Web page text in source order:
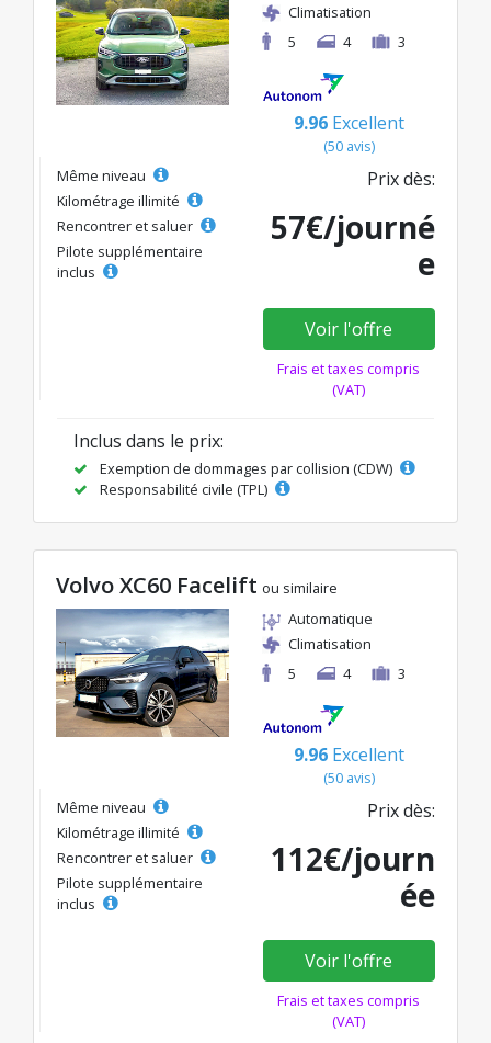
Climatisation
5
4 3
9.96 Excellent
(50 avis)
Même niveau
Kilométrage illimité
Rencontrer et saluer
Pilote supplémentaire
inclus
Prix dès:
57€/journé
e
Voir l'offre
Frais et taxes compris
(VAT)
Inclus dans le prix:
Exemption de dommages par collision (CDW)
Responsabilité civile (TPL)
Volvo XC60 Facelift ou similaire
Automatique
Climatisation
5
4 3
9.96 Excellent
(50 avis)
Même niveau
Kilométrage illimité
Rencontrer et saluer
Pilote supplémentaire
inclus
Prix dès:
112€/journ
ée
Voir l'offre
Frais et taxes compris
(VAT)